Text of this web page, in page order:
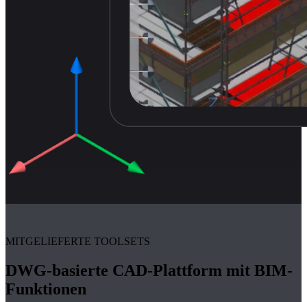
MITGELIEFERTE TOOLSETS
DWG-basierte CAD-Plattform mit BIM-
Funktionen